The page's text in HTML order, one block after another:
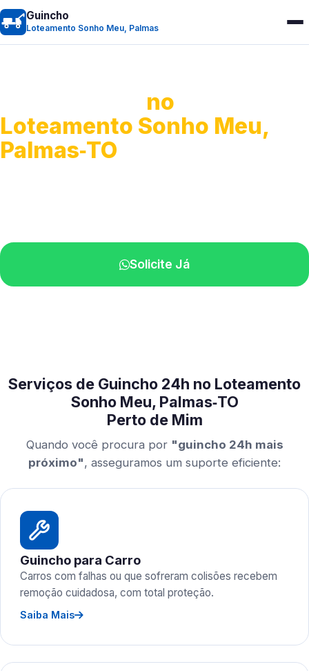
Guincho
Loteamento Sonho Meu, Palmas
no
Loteamento Sonho Meu,
Palmas‑TO
Solicite Já
Serviços de Guincho 24h no Loteamento
Sonho Meu, Palmas‑TO
Perto de Mim
Quando você procura por "guincho 24h mais
próximo", asseguramos um suporte eficiente:
Guincho para Carro
Carros com falhas ou que sofreram colisões recebem
remoção cuidadosa, com total proteção.
Saiba Mais